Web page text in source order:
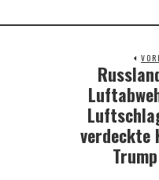
verdeckte